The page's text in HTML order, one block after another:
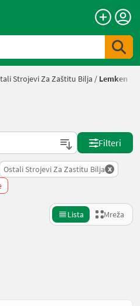
Strojevi Za Zaštitu Bilja / Lemken
Filteri
Ostali Strojevi Za Zastitu Bilja x
Lista Mreža